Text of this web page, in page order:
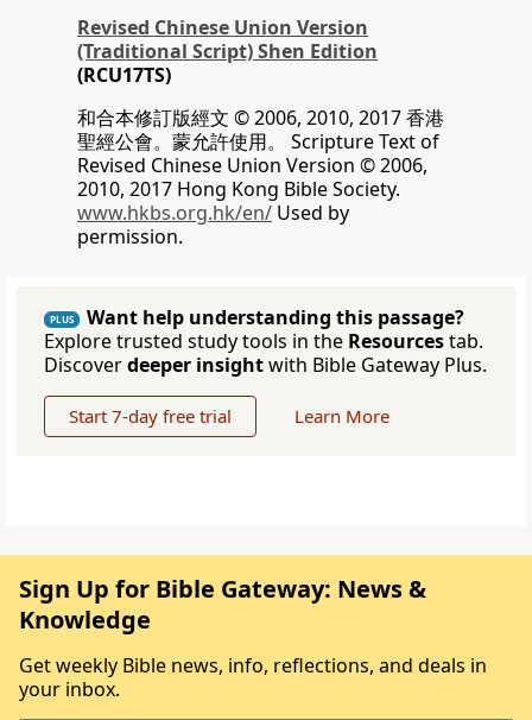
Revised Chinese Union Version
(Traditional Script) Shen Edition
(RCU17TS)
和合本修訂版經文 © 2006, 2010, 2017 香港
聖經公會。蒙允許使用。 Scripture Text of
Revised Chinese Union Version © 2006,
2010, 2017 Hong Kong Bible Society.
www.hkbs.org.hk/en/ Used by
permission.
PLUS
Want help understanding this passage?
Explore trusted study tools in the Resourcestab.
Discoverdeeper insightwith Bible Gateway Plus.
Start 7-day free trial Learn More
Sign Up for Bible Gateway: News &
Knowledge
Get weekly Bible news, info, reflections, and deals in
your inbox.